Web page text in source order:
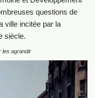
questions de
ville incitée par la
siècle.
les agrandir